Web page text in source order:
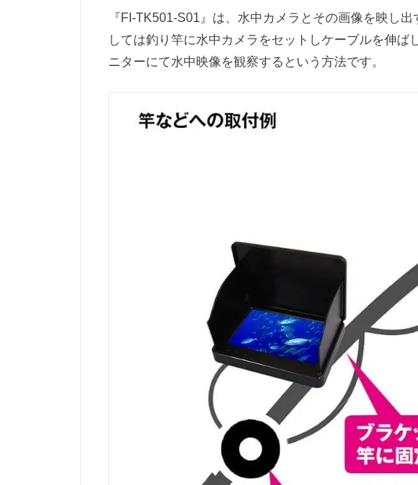
『FI-TK501-S01』は、水中カメラとその画像を映し
しては釣り竿に水中カメラをセットしケーブルを伸
ニターにて水中映像を観察するという方法です。